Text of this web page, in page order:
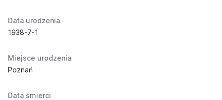
Data urodzenia
1938-7-1
Miejsce urodzenia
Poznań
Data śmierci